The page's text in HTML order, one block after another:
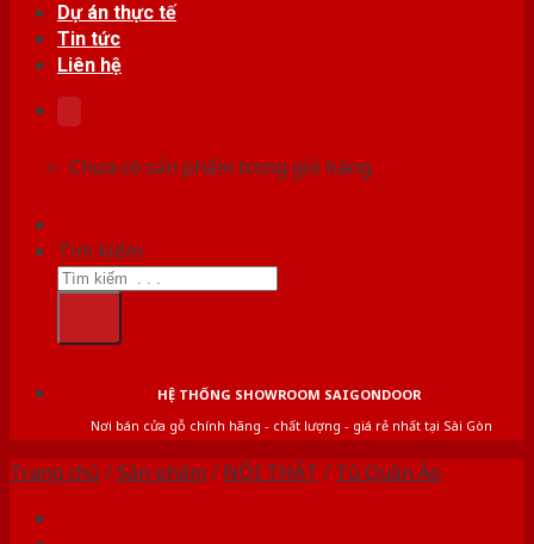
Dự án thực tế
Tin tức
Liên hệ
Chưa có sản phẩm trong giỏ hàng.
Tìm kiếm:
HỆ THỐNG SHOWROOM SAIGONDOOR
Nơi bán cửa gỗ chính hãng - chất lượng - giá rẻ nhất tại Sài Gòn
Trang chủ /Sản phẩm / NỘI THẤT / Tủ Quần Áo